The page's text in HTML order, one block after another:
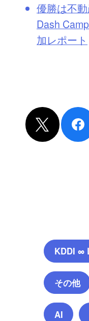
優勝は不
Dash
加レポート
KDDI ∞
その他
AI